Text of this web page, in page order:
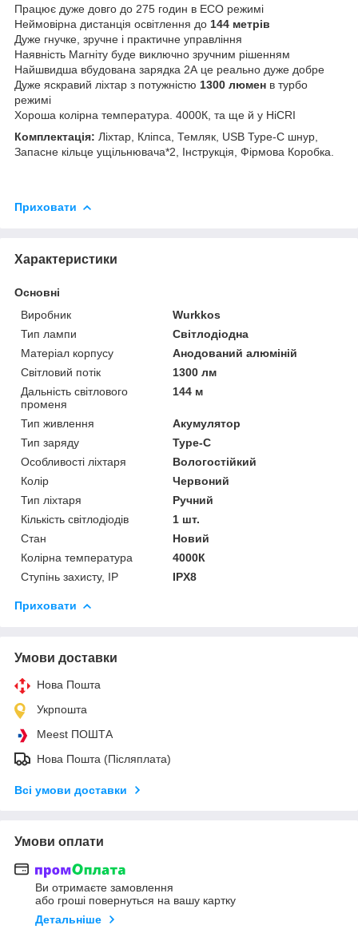
Працює дуже довго до 275 годин в ECO режимі
Неймовірна дистанція освітлення до 144 метрів
Дуже гнучке, зручне і практичне управління
Наявність Магніту буде виключно зручним рішенням
Найшвидша вбудована зарядка 2А це реально дуже добре
Дуже яскравий ліхтар з потужністю 1300 люмен в турбо
режимі
Хороша колірна температура. 4000К, та ще й у HiCRI
Комплектація: Ліхтар, Кліпса, Темляк, USB Type-C шнур,
Запасне кільце ущільнювача*2, Інструкція, Фірмова Коробка.
Приховати
Характеристики
Основні
Виробник
Wurkkos
Тип лампи
Світлодіодна
Матеріал корпусу
Анодований алюміній
Світловий потік
1300 лм
Дальність світлового
променя
144 м
Тип живлення
Акумулятор
Тип заряду
Type-C
Особливості ліхтаря
Вологостійкий
Колір
Червоний
Тип ліхтаря
Ручний
Кількість світлодіодів
1 шт.
Стан
Новий
Колірна температура
4000К
Ступінь захисту, IP
IPX8
Приховати
Умови доставки
Нова Пошта
Укрпошта
Meest ПОШТА
Нова Пошта (Післяплата)
Всі умови доставки
Умови оплати
Ви отримаєте замовлення
або гроші повернуться на вашу картку
Детальніше